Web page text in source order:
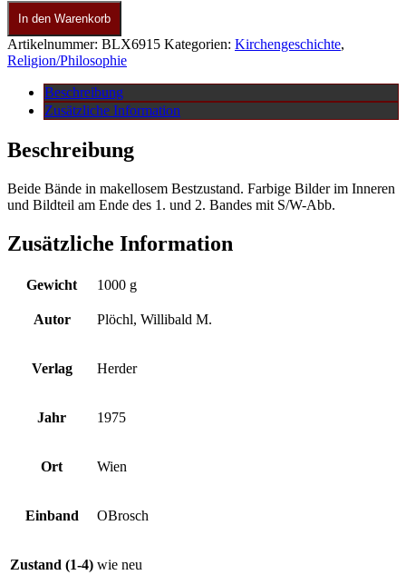
In den Warenkorb
Artikelnummer: BLX6915 Kategorien: Kirchengeschichte,
Religion/Philosophie
Beschreibung
Zusätzliche Information
Beschreibung
Beide Bände in makellosem Bestzustand. Farbige Bilder im Inneren
und Bildteil am Ende des 1. und 2. Bandes mit S/W-Abb.
Zusätzliche Information
Gewicht 1000 g
Autor Plöchl, Willibald M.
Verlag Herder
Jahr 1975
Ort Wien
Einband OBrosch
Zustand (1-4) wie neu